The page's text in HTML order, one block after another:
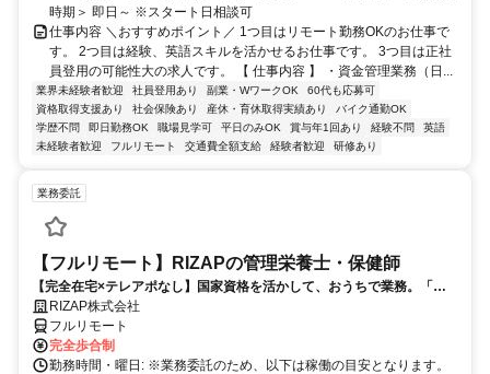
時期＞ 即日～ ※スタート日相談可
仕事内容 ＼おすすめポイント／ 1つ目はリモート勤務OKのお仕事で
す。 2つ目は経験、英語スキルを活かせるお仕事です。 3つ目は正社
員登用の可能性大の求人です。 【 仕事内容 】 ・資金管理業務（日...
業界未経験者歓迎 社員登用あり 副業・WワークOK
60代も応募可
資格取得支援あり
社会保険あり 産休・育休取得実績あり
バイク通勤OK
学歴不問
即日勤務OK 職場見学可 平日のみOK 賞与年1回あり 経験不問
英語
未経験者歓迎
フルリモート 交通費全額支給 経験者歓迎 研修あり
業務委託
【フルリモート】RIZAPの管理栄養士・保健師
【完全在宅×テレアポなし】国家資格を活かして、おうちで業務。「も
う一つの安心」を。主婦・Wワーカー活躍中！「平日の日中だけ」「夕
方以降の数時間だけ」など、生活リズムに合わせた時間調整が可能で
す。1件ごとの成果報酬型だから、頑張った分だけ手応えのある収入
に。充実のサポート体制で、安心の在宅ワークを始めませんか？
RIZAP株式会社
フルリモート
完全歩合制
勤務時間・曜日: ※業務委託のため、以下は稼働の目安となります。